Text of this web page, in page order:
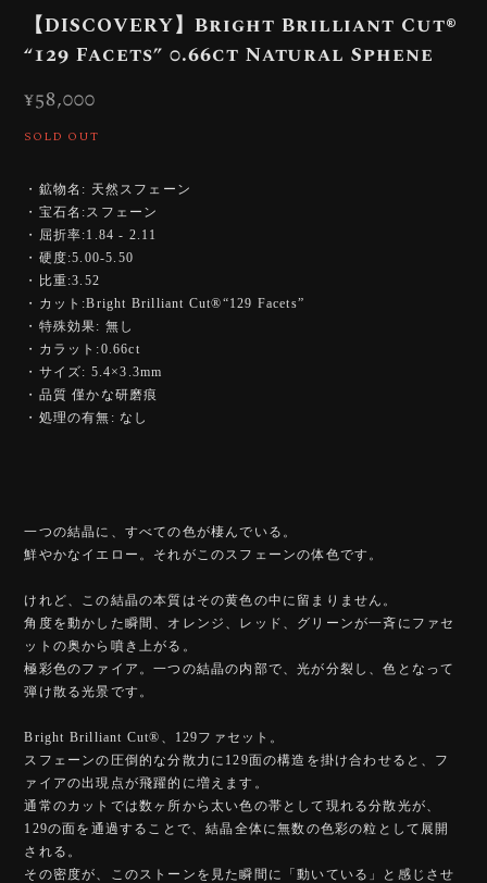
【DISCOVERY】Bright Brilliant Cut®︎
“129 Facets” 0.66ct Natural Sphene
¥58,000
SOLD OUT
・鉱物名: 天然スフェーン
・宝石名:スフェーン
・屈折率:1.84 - 2.11
・硬度:5.00-5.50
・比重:3.52
・カット:Bright Brilliant Cut®︎“129 Facets”
・特殊効果: 無し
・カラット:0.66ct
・サイズ: 5.4×3.3mm
・品質 僅かな研磨痕
・処理の有無: なし
一つの結晶に、すべての色が棲んでいる。
鮮やかなイエロー。それがこのスフェーンの体色です。
けれど、この結晶の本質はその黄色の中に留まりません。
角度を動かした瞬間、オレンジ、レッド、グリーンが一斉にファセ
ットの奥から噴き上がる。
極彩色のファイア。一つの結晶の内部で、光が分裂し、色となって
弾け散る光景です。
Bright Brilliant Cut®︎、129ファセット。
スフェーンの圧倒的な分散力に129面の構造を掛け合わせると、フ
ァイアの出現点が飛躍的に増えます。
通常のカットでは数ヶ所から太い色の帯として現れる分散光が、
129の面を通過することで、結晶全体に無数の色彩の粒として展開
される。
その密度が、このストーンを見た瞬間に「動いている」と感じさせ